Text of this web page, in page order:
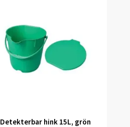
Detekterbar hink 15L, grön